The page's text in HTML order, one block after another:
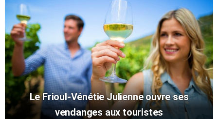
Le Frioul-Vénétie Julienne ouvre ses
vendanges aux touristes